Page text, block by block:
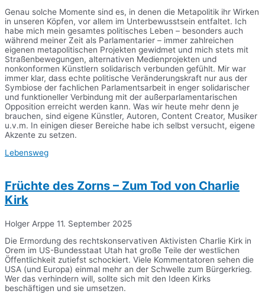
Genau solche Momente sind es, in denen die Metapolitik ihr Wirken
in unseren Köpfen, vor allem im Unterbewusstsein entfaltet. Ich
habe mich mein gesamtes politisches Leben – besonders auch
während meiner Zeit als Parlamentarier – immer zahlreichen
eigenen metapolitischen Projekten gewidmet und mich stets mit
Straßenbewegungen, alternativen Medienprojekten und
nonkonformen Künstlern solidarisch verbunden gefühlt. Mir war
immer klar, dass echte politische Veränderungskraft nur aus der
Symbiose der fachlichen Parlamentsarbeit in enger solidarischer
und funktioneller Verbindung mit der außerparlamentarischen
Opposition erreicht werden kann. Was wir heute mehr denn je
brauchen, sind eigene Künstler, Autoren, Content Creator, Musiker
u.v.m. In einigen dieser Bereiche habe ich selbst versucht, eigene
Akzente zu setzen.
Lebensweg
Früchte des Zorns – Zum Tod von Charlie
Kirk
Holger Arppe 11. September 2025
Die Ermordung des rechtskonservativen Aktivisten Charlie Kirk in
Orem im US-Bundesstaat Utah hat große Teile der westlichen
Öffentlichkeit zutiefst schockiert. Viele Kommentatoren sehen die
USA (und Europa) einmal mehr an der Schwelle zum Bürgerkrieg.
Wer das verhindern will, sollte sich mit den Ideen Kirks
beschäftigen und sie umsetzen.